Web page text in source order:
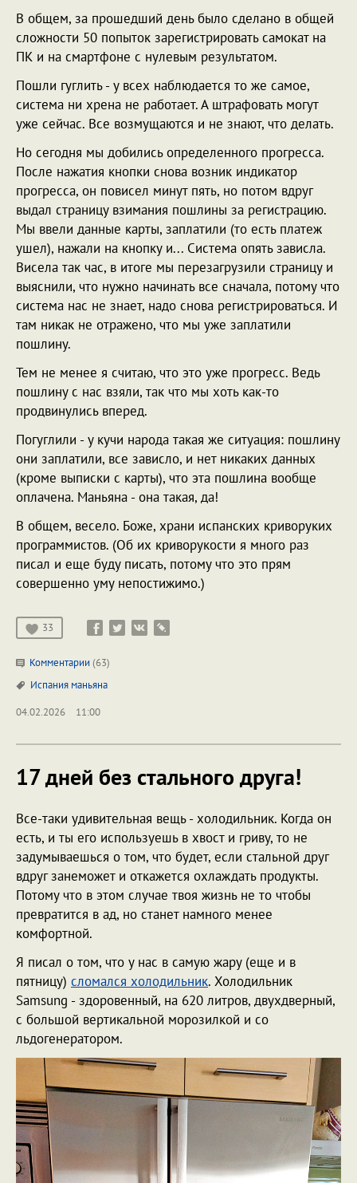
В общем, за прошедший день было сделано в общей
сложности 50 попыток зарегистрировать самокат на
ПК и на смартфоне с нулевым результатом.
Пошли гуглить - у всех наблюдается то же самое,
система ни хрена не работает. А штрафовать могут
уже сейчас. Все возмущаются и не знают, что делать.
Но сегодня мы добились определенного прогресса.
После нажатия кнопки снова возник индикатор
прогресса, он повисел минут пять, но потом вдруг
выдал страницу взимания пошлины за регистрацию.
Мы ввели данные карты, заплатили (то есть платеж
ушел), нажали на кнопку и... Система опять зависла.
Висела так час, в итоге мы перезагрузили страницу и
выяснили, что нужно начинать все сначала, потому что
система нас не знает, надо снова регистрироваться. И
там никак не отражено, что мы уже заплатили
пошлину.
Тем не менее я считаю, что это уже прогресс. Ведь
пошлину с нас взяли, так что мы хоть как-то
продвинулись вперед.
Погуглили - у кучи народа такая же ситуация: пошлину
они заплатили, все зависло, и нет никаких данных
(кроме выписки с карты), что эта пошлина вообще
оплачена. Маньяна - она такая, да!
В общем, весело. Боже, храни испанских криворуких
программистов. (Об их криворукости я много раз
писал и еще буду писать, потому что это прям
совершенно уму непостижимо.)
33
Комментарии (63)
Испания маньяна
04.02.2026
11:00
17 дней без стального друга!
Все-таки удивительная вещь - холодильник. Когда он
есть, и ты его используешь в хвост и гриву, то не
задумываешься о том, что будет, если стальной друг
вдруг занеможет и откажется охлаждать продукты.
Потому что в этом случае твоя жизнь не то чтобы
превратится в ад, но станет намного менее
комфортной.
Я писал о том, что у нас в самую жару (еще и в
пятницу) сломался холодильник. Холодильник
Samsung - здоровенный, на 620 литров, двухдверный,
с большой вертикальной морозилкой и со
льдогенератором.